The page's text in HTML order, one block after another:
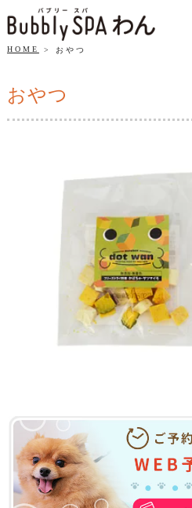
HOME おやつ
おやつ